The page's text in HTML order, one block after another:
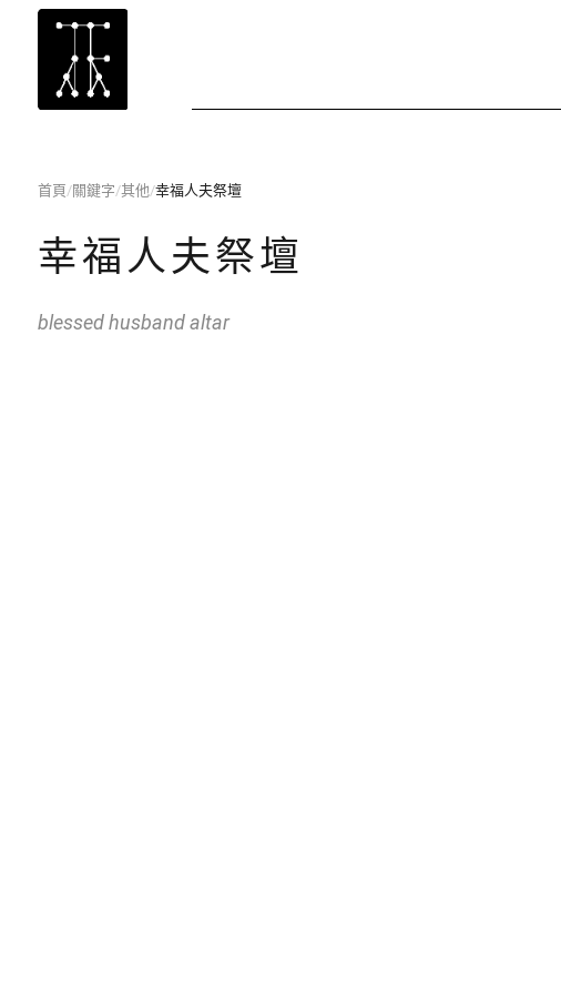
首頁/關鍵字/其他/幸福人夫祭壇
幸福人夫祭壇
blessed husband altar